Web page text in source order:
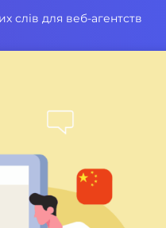
слів для веб-агентств